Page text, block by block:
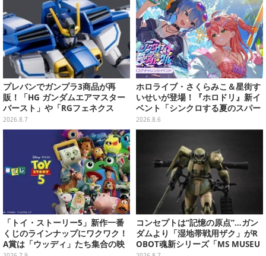
プレバンでガンプラ3商品が再
販！「HG ガンダムエアマスター
バースト」や「RGフェネクス
（ナラティブVer.）」も
2026.8.7
ホロライブ・さくらみこ＆星街す
いせいが登場！『ホロドリ』新イ
ベント「シンクロする夏のスパー
クル」開催決定ーmiCometのイ
ベントメモリーや楽曲などが新た
2026.8.6
「トイ・ストーリー5」新作一番
くじのラインナップにワクワク！
A賞は「ウッディ」たち集合の映
コンセプトは“記憶の原点”…ガン
ダムより「湿地帯戦用ザク」がR
OBOT魂新シリーズ「MS MUSEU